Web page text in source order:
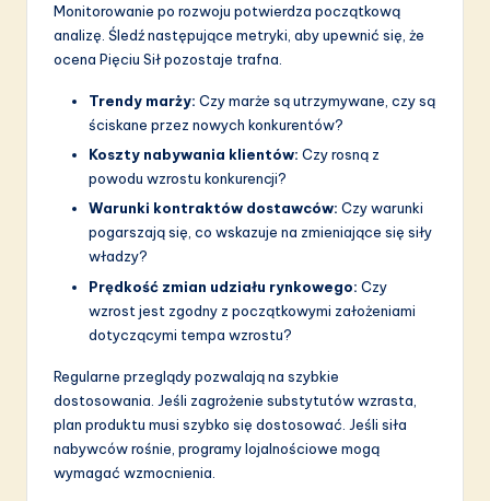
Monitorowanie po rozwoju potwierdza początkową
analizę. Śledź następujące metryki, aby upewnić się, że
ocena Pięciu Sił pozostaje trafna.
Trendy marży: Czy marże są utrzymywane, czy są
ściskane przez nowych konkurentów?
Koszty nabywania klientów: Czy rosną z
powodu wzrostu konkurencji?
Warunki kontraktów dostawców: Czy warunki
pogarszają się, co wskazuje na zmieniające się siły
władzy?
Prędkość zmian udziału rynkowego: Czy
wzrost jest zgodny z początkowymi założeniami
dotyczącymi tempa wzrostu?
Regularne przeglądy pozwalają na szybkie
dostosowania. Jeśli zagrożenie substytutów wzrasta,
plan produktu musi szybko się dostosować. Jeśli siła
nabywców rośnie, programy lojalnościowe mogą
wymagać wzmocnienia.